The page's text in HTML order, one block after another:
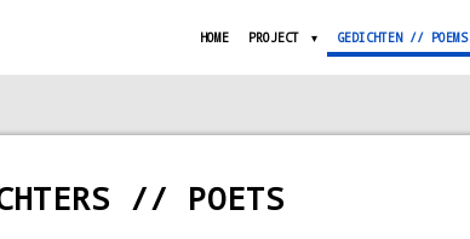
HOME PROJECT GEDICHTEN // POEMS
// POETS